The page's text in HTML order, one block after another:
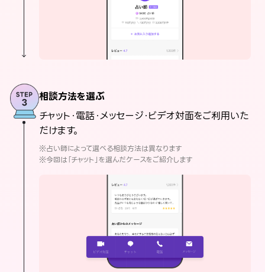
相談方法を選ぶ
チャット・電話・メッセージ・ビデオ対面をご利用いた
だけます。
※占い師によって選べる相談方法は異なります
※今回は「チャット」を選んだケースをご紹介します